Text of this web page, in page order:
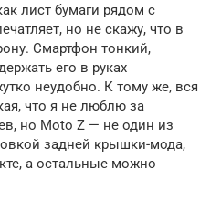
лист бумаги рядом с
но не скажу, что в
Смартфон тонкий,
его в руках
неудобно. К тому же, вся
что я не люблю за
но Moto Z — не один из
задней крышки-мода,
а остальные можно